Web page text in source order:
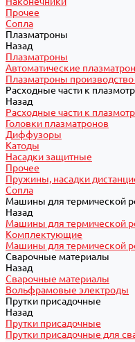
Прочее
Сопла
Плазматроны
Назад
Плазматроны
Автоматические
Плазматроны производство
Расходные части к
Назад
Расходные части к
Головки плазматронов
Диффузоры
Катоды
Насадки защитные
Прочее
Пружины, насадки
Сопла
Машины для термической
Назад
Машины для термической
Комплектующие
Машины для термической
Сварочные материалы
Назад
Сварочные материалы
Вольфрамовые электроды
Прутки присадочные
Назад
Прутки присадочные
Прутки присадочные для